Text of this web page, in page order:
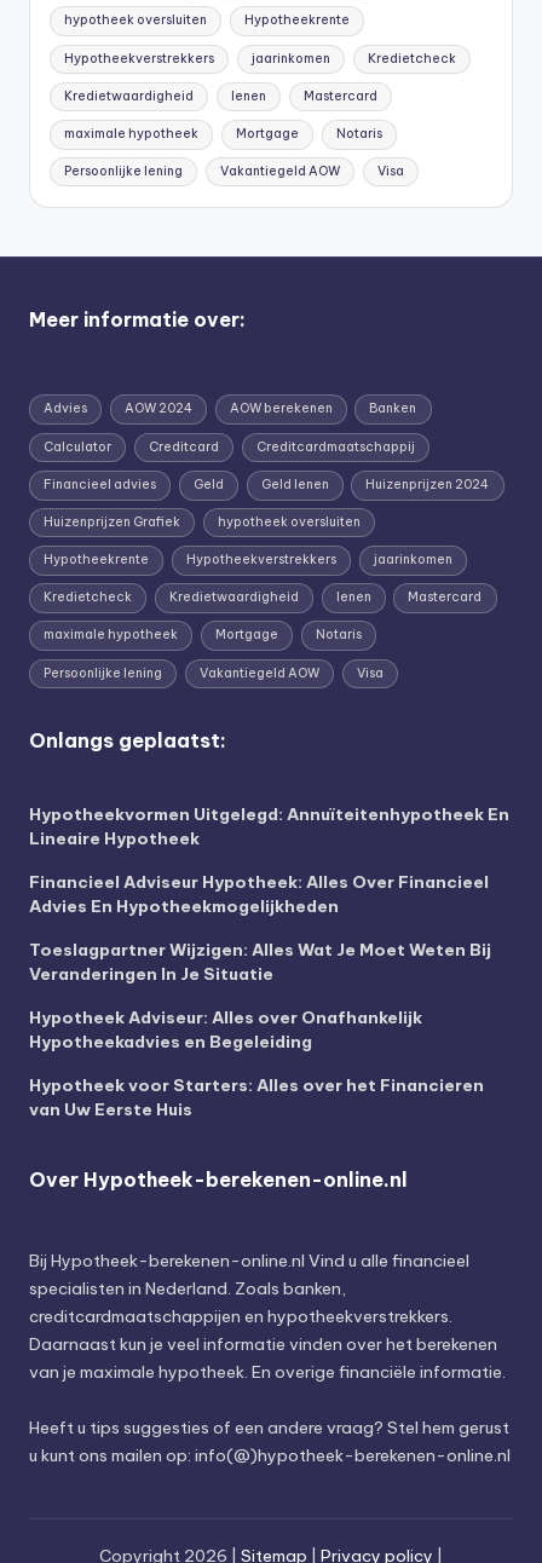
hypotheek oversluiten Hypotheekrente
Hypotheekverstrekkers jaarinkomen Kredietcheck
Kredietwaardigheid lenen Mastercard
maximale hypotheek Mortgage Notaris
Persoonlijke lening Vakantiegeld AOW Visa
Meer informatie over:
Advies AOW 2024 AOW berekenen Banken
Calculator Creditcard Creditcardmaatschappij
Financieel advies Geld Geld lenen Huizenprijzen 2024
Huizenprijzen Grafiek hypotheek oversluiten
Hypotheekrente Hypotheekverstrekkers jaarinkomen
Kredietcheck Kredietwaardigheid lenen Mastercard
maximale hypotheek Mortgage Notaris
Persoonlijke lening Vakantiegeld AOW Visa
Onlangs geplaatst:
Hypotheekvormen Uitgelegd: Annuïteitenhypotheek En
Lineaire Hypotheek
Financieel Adviseur Hypotheek: Alles Over Financieel
Advies En Hypotheekmogelijkheden
Toeslagpartner Wijzigen: Alles Wat Je Moet Weten Bij
Veranderingen In Je Situatie
Hypotheek Adviseur: Alles over Onafhankelijk
Hypotheekadvies en Begeleiding
Hypotheek voor Starters: Alles over het Financieren
van Uw Eerste Huis
Over Hypotheek-berekenen-online.nl
Bij Hypotheek-berekenen-online.nl Vind u alle financieel
specialisten in Nederland. Zoals banken,
creditcardmaatschappijen en hypotheekverstrekkers.
Daarnaast kun je veel informatie vinden over het berekenen
van je maximale hypotheek. En overige financiële informatie.
Heeft u tips suggesties of een andere vraag? Stel hem gerust
u kunt ons mailen op: info(@)hypotheek-berekenen-online.nl
Copyright 2026 | Sitemap Privacy policy